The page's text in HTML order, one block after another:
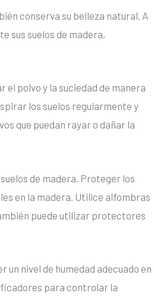
conserva su belleza natural. A
sus suelos de madera,
polvo y la suciedad de manera
los suelos regularmente y
que puedan rayar o dañar la
de madera. Proteger los
en la madera. Utilice alfombras
puede utilizar protectores
nivel de humedad adecuado en
para controlar la